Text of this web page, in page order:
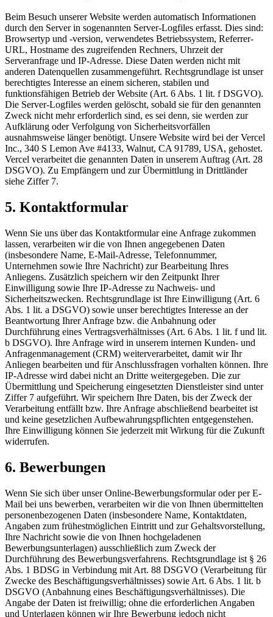
Beim Besuch unserer Website werden automatisch Informationen
durch den Server in sogenannten Server-Logfiles erfasst. Dies sind:
Browsertyp und -version, verwendetes Betriebssystem, Referrer-
URL, Hostname des zugreifenden Rechners, Uhrzeit der
Serveranfrage und IP-Adresse. Diese Daten werden nicht mit
anderen Datenquellen zusammengeführt. Rechtsgrundlage ist unser
berechtigtes Interesse an einem sicheren, stabilen und
funktionsfähigen Betrieb der Website (Art. 6 Abs. 1 lit. f DSGVO).
Die Server-Logfiles werden gelöscht, sobald sie für den genannten
Zweck nicht mehr erforderlich sind, es sei denn, sie werden zur
Aufklärung oder Verfolgung von Sicherheitsvorfällen
ausnahmsweise länger benötigt. Unsere Website wird bei der Vercel
Inc., 340 S Lemon Ave #4133, Walnut, CA 91789, USA, gehostet.
Vercel verarbeitet die genannten Daten in unserem Auftrag (Art. 28
DSGVO). Zu Empfängern und zur Übermittlung in Drittländer
siehe Ziffer 7.
5. Kontaktformular
Wenn Sie uns über das Kontaktformular eine Anfrage zukommen
lassen, verarbeiten wir die von Ihnen angegebenen Daten
(insbesondere Name, E-Mail-Adresse, Telefonnummer,
Unternehmen sowie Ihre Nachricht) zur Bearbeitung Ihres
Anliegens. Zusätzlich speichern wir den Zeitpunkt Ihrer
Einwilligung sowie Ihre IP-Adresse zu Nachweis- und
Sicherheitszwecken. Rechtsgrundlage ist Ihre Einwilligung (Art. 6
Abs. 1 lit. a DSGVO) sowie unser berechtigtes Interesse an der
Beantwortung Ihrer Anfrage bzw. die Anbahnung oder
Durchführung eines Vertragsverhältnisses (Art. 6 Abs. 1 lit. f und lit.
b DSGVO). Ihre Anfrage wird in unserem internen Kunden- und
Anfragenmanagement (CRM) weiterverarbeitet, damit wir Ihr
Anliegen bearbeiten und für Anschlussfragen vorhalten können. Ihre
IP-Adresse wird dabei nicht an Dritte weitergegeben. Die zur
Übermittlung und Speicherung eingesetzten Dienstleister sind unter
Ziffer 7 aufgeführt. Wir speichern Ihre Daten, bis der Zweck der
Verarbeitung entfällt bzw. Ihre Anfrage abschließend bearbeitet ist
und keine gesetzlichen Aufbewahrungspflichten entgegenstehen.
Ihre Einwilligung können Sie jederzeit mit Wirkung für die Zukunft
widerrufen.
6. Bewerbungen
Wenn Sie sich über unser Online-Bewerbungsformular oder per E-
Mail bei uns bewerben, verarbeiten wir die von Ihnen übermittelten
personenbezogenen Daten (insbesondere Name, Kontaktdaten,
Angaben zum frühestmöglichen Eintritt und zur Gehaltsvorstellung,
Ihre Nachricht sowie die von Ihnen hochgeladenen
Bewerbungsunterlagen) ausschließlich zum Zweck der
Durchführung des Bewerbungsverfahrens. Rechtsgrundlage ist § 26
Abs. 1 BDSG in Verbindung mit Art. 88 DSGVO (Verarbeitung für
Zwecke des Beschäftigungsverhältnisses) sowie Art. 6 Abs. 1 lit. b
DSGVO (Anbahnung eines Beschäftigungsverhältnisses). Die
Angabe der Daten ist freiwillig; ohne die erforderlichen Angaben
und Unterlagen können wir Ihre Bewerbung jedoch nicht